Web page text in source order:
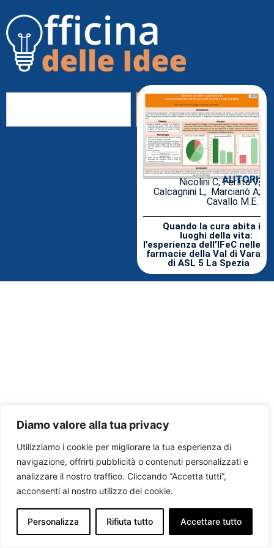
Diamo valore alla tua privacy
Utilizziamo i cookie per migliorare la tua esperienza di
navigazione, offrirti pubblicità o contenuti personalizzati e
analizzare il nostro traffico. Cliccando “Accetta tutti”,
acconsenti al nostro utilizzo dei cookie.
Personalizza Rifiuta tutto Accettare tutto
AUTORI:
Nicolini C; Ferlita V;
Calcagnini L; Marcianò A;
Cavallo M.E.
Quando la cura abita i
luoghi della vita:
l’esperienza dell’IFeC nelle
farmacie della Val di Vara
di ASL 5 La Spezia